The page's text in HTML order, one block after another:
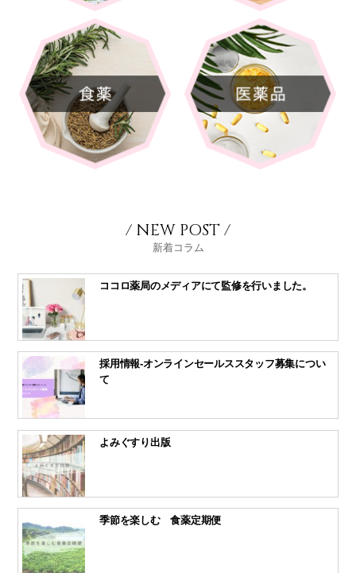
/ NEW POST /
新着コラム
ココロ薬局のメディアにて監修を行いました。
採用情報-オンラインセールススタッフ募集につい
て
よみぐすり出版
季節を楽しむ 食薬定期便